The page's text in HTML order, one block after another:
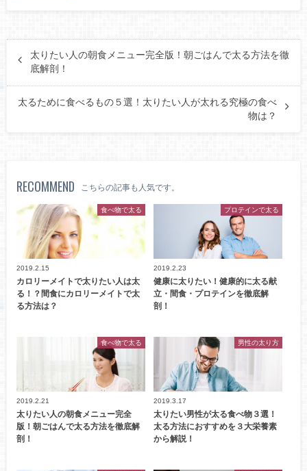
太りたい人の朝食メニュー完全版！朝ごはんで太る方法を徹
底解剖！
太るために食べるもの５選！太りたい人が太れる究極の食べ
物は？
RECOMMEND こちらの記事も人気です。
食べ物で太る
2019.2.15
カロリーメイトで太りたい人は太
る！？間食にカロリーメイトで太
る方法は？
プロテインで太る
2019.2.23
健康に太りたい！健康的に太る献
立・間食・プロテインを徹底解
剖！
食べ物で太る
2019.2.21
太りたい人の朝食メニュー完全
版！朝ごはんで太る方法を徹底解
剖！
男性の太り方
2019.3.17
太りたい男性が太る食べ物３選！
太る方法におすすめを３大栄養素
から解説！